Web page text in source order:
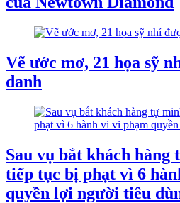
Vẽ ước mơ, 21 họa sỹ
danh
Sau vụ bắt khách
tiếp tục bị phạt vì 6
quyền lợi người tiêu